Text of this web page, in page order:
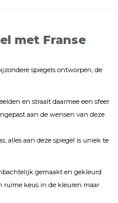
met Franse
spiegels ontworpen, de
en straalt daarmee een sfeer
aan de wensen van deze
alles aan deze spiegel is uniek te
gemaakt en gekleurd
ruime keus in de kleuren maar